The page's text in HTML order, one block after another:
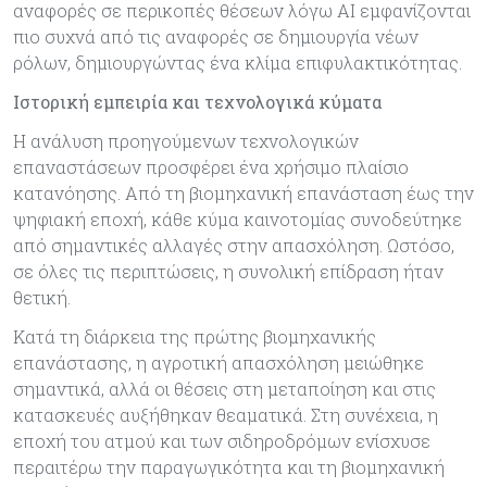
αναφορές σε περικοπές θέσεων λόγω AI εμφανίζονται
πιο συχνά από τις αναφορές σε δημιουργία νέων
ρόλων, δημιουργώντας ένα κλίμα επιφυλακτικότητας.
Ιστορική εμπειρία και τεχνολογικά κύματα
Η ανάλυση προηγούμενων τεχνολογικών
επαναστάσεων προσφέρει ένα χρήσιμο πλαίσιο
κατανόησης. Από τη βιομηχανική επανάσταση έως την
ψηφιακή εποχή, κάθε κύμα καινοτομίας συνοδεύτηκε
από σημαντικές αλλαγές στην απασχόληση. Ωστόσο,
σε όλες τις περιπτώσεις, η συνολική επίδραση ήταν
θετική.
Κατά τη διάρκεια της πρώτης βιομηχανικής
επανάστασης, η αγροτική απασχόληση μειώθηκε
σημαντικά, αλλά οι θέσεις στη μεταποίηση και στις
κατασκευές αυξήθηκαν θεαματικά. Στη συνέχεια, η
εποχή του ατμού και των σιδηροδρόμων ενίσχυσε
περαιτέρω την παραγωγικότητα και τη βιομηχανική